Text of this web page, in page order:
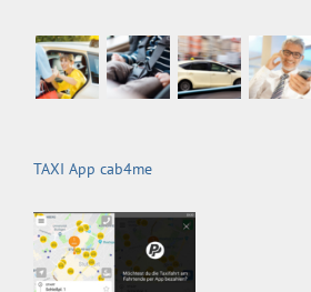
TAXI App cab4me